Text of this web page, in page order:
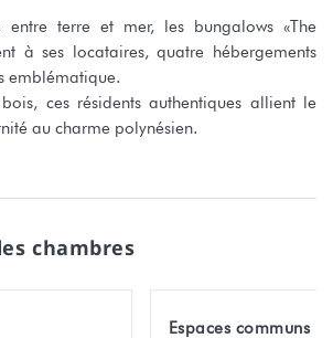
entre terre et mer, les bungalows «The
à ses locataires, quatre hébergements
emblématique.
ces résidents authentiques allient le
au charme polynésien.
comprend un lit double et une armoire
un matelas permettant d'accueillir 1
chambres
Espaces communs